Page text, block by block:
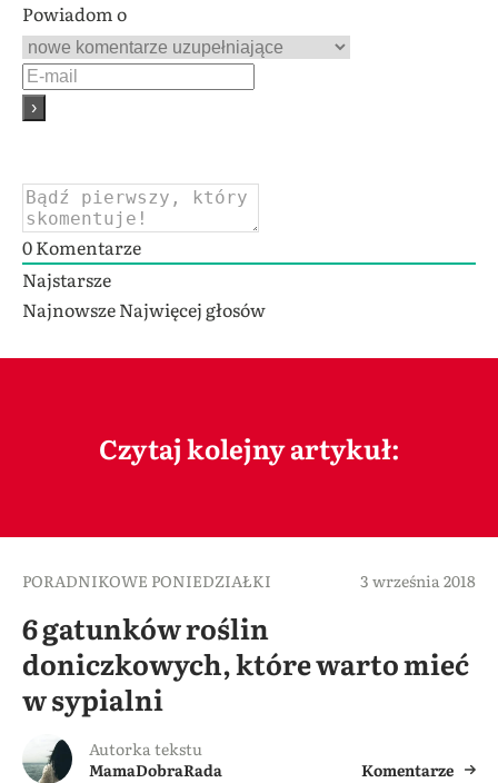
Powiadom o
0Komentarze
Najstarsze
NajnowszeNajwięcej głosów
Czytaj kolejny artykuł:
PORADNIKOWE PONIEDZIAŁKI 3 września 2018
6 gatunków roślin
doniczkowych, które warto mieć
w sypialni
Autorka tekstu
MamaDobraRada
Komentarze